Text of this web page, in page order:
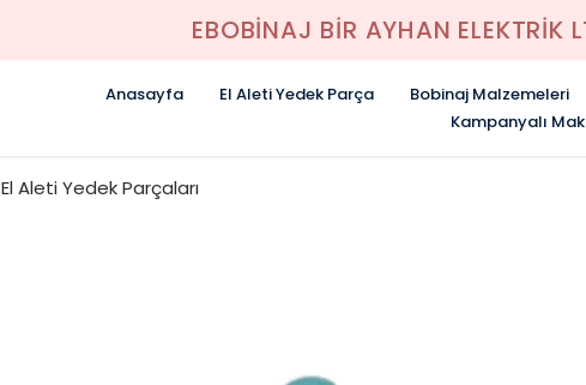
EBOBİNAJ BİR AYHAN ELEKTRİK
Anasayfa El Aleti Yedek Parça Bobinaj Malzemeleri
Kampanyalı
El Aleti Yedek Parçaları